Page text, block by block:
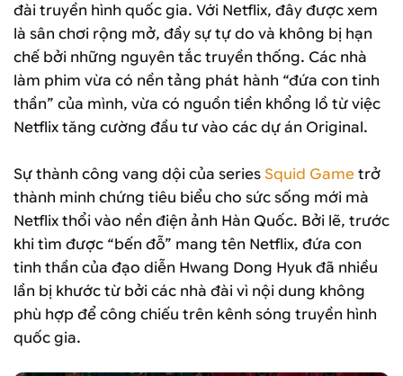
đài truyền hình quốc gia. Với Netflix, đây được xem
là sân chơi rộng mở, đầy sự tự do và không bị hạn
chế bởi những nguyên tắc truyền thống. Các nhà
làm phim vừa có nền tảng phát hành “đứa con tinh
thần” của mình, vừa có nguồn tiền khổng lồ từ việc
Netflix tăng cường đầu tư vào các dự án Original.
Sự thành công vang dội của series Squid Game trở
thành minh chứng tiêu biểu cho sức sống mới mà
Netflix thổi vào nền điện ảnh Hàn Quốc. Bởi lẽ, trước
khi tìm được “bến đỗ” mang tên Netflix, đứa con
tinh thần của đạo diễn Hwang Dong Hyuk đã nhiều
lần bị khước từ bởi các nhà đài vì nội dung không
phù hợp để công chiếu trên kênh sóng truyền hình
quốc gia.